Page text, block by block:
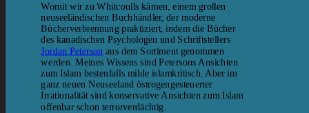
Womit wir zu Whitcoulls kämen, einem großen
neuseeländischen Buchhändler, der moderne
Bücherverbrennung praktiziert, indem die Bücher
des kanadischen Psychologen und Schriftstellers
Jordan Peterson aus dem Sortiment genommen
werden. Meines Wissens sind Petersons Ansichten
zum Islam bestenfalls milde islamkritisch. Aber im
ganz neuen Neuseeland östrogengesteuerter
Irrationalität sind konservative Ansichten zum Islam
offenbar schon terrorverdächtig.